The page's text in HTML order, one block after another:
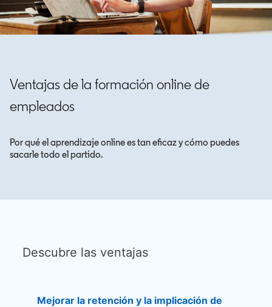
Ventajas de la formación online de
empleados
Por qué el aprendizaje online es tan eficaz y cómo puedes
sacarle todo el partido.
Descubre las ventajas
Mejorar la retención y la implicación de